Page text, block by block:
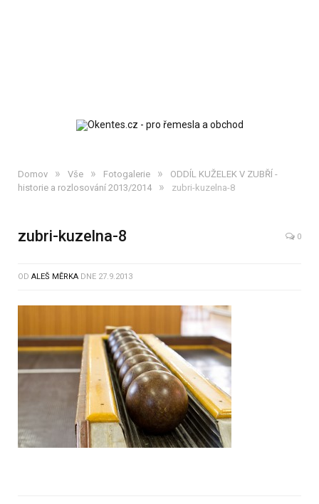
Domov » Vše » Fotogalerie »
ODDÍL KUŽELEK V ZUBŘÍ -
historie a rozlosování 2013/2014
» zubri-kuzelna-8
zubri-kuzelna-8 0
OD ALEŠ MĚRKA DNE 27.9.2013